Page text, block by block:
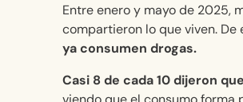
Entre enero y mayo de 2025,
compartieron lo que viven. De
ya consumen drogas.
Casi 8 de cada 10 dijeron